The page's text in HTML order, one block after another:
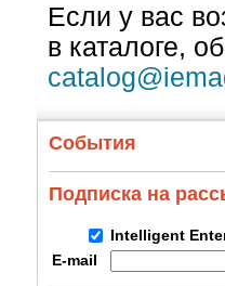
Если у вас
в каталоге,
События
Подписка на
Intelligent
E-mail